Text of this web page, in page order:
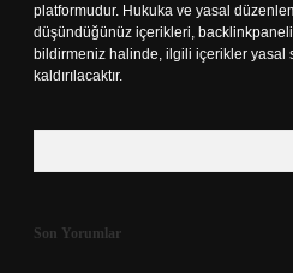
platformudur. Hukuka ve yasal
düşündüğünüz içerikleri,
bildirmeniz halinde, ilgili içerikler yasal
kaldırılacaktır.
Son Yorumlar